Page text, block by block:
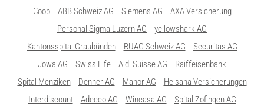
Coop ABB Schweiz AG Siemens AG
AXA Versicherung
Personal Sigma Luzern AG
yellowshark AG
Kantonsspital Graubünden
RUAG Schweiz AG
Securitas AG
Jowa AG
Swiss Life Aldi Suisse AG
Raiffeisenbank
Spital Menziken
Denner AG Manor AG
Helsana Versicherungen
Interdiscount
Adecco AG Wincasa AG Spital Zofingen AG